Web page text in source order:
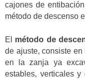
cajones de
método de descenso
El método de
de ajuste, consiste
en la zanja ya
estables, verticales